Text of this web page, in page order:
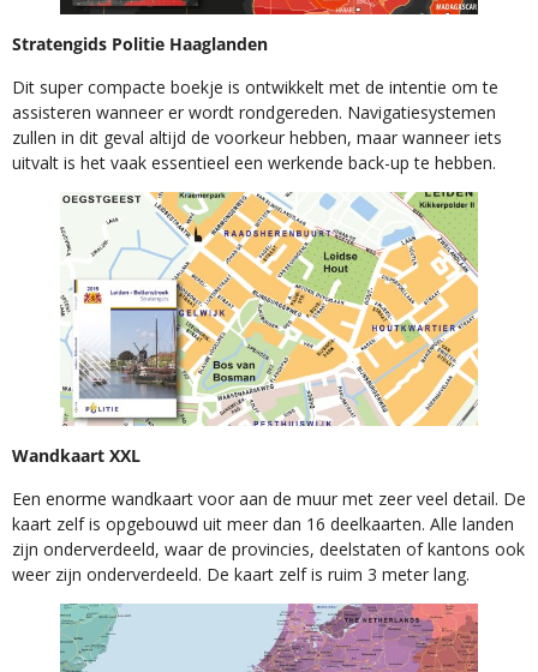
Stratengids Politie Haaglanden
Dit super compacte boekje is ontwikkelt met de intentie om te
assisteren wanneer er wordt rondgereden. Navigatiesystemen
zullen in dit geval altijd de voorkeur hebben, maar wanneer iets
uitvalt is het vaak essentieel een werkende back-up te hebben.
Wandkaart XXL
Een enorme wandkaart voor aan de muur met zeer veel detail. De
kaart zelf is opgebouwd uit meer dan 16 deelkaarten. Alle landen
zijn onderverdeeld, waar de provincies, deelstaten of kantons ook
weer zijn onderverdeeld. De kaart zelf is ruim 3 meter lang.